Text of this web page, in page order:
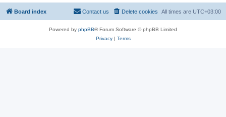
Board index All times are UTC+03:00
Delete cookies
Contact us
Powered by phpBB® Forum Software © phpBB Limited
Privacy| Terms